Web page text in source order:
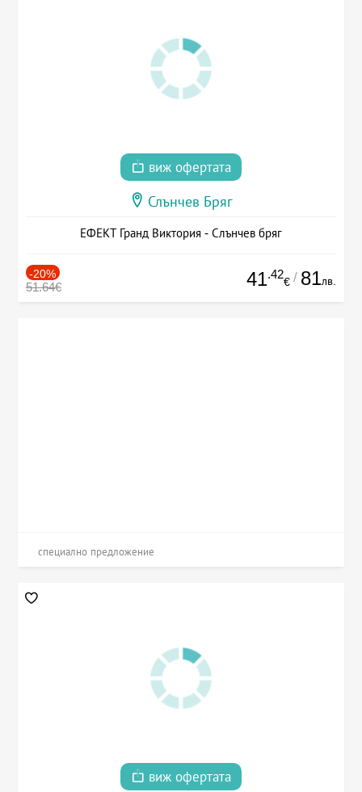
виж офертата
Слънчев Бряг
ЕФЕКТ Гранд Виктория - Слънчев бряг
-20%
51.64€ 41.42
€ / 81лв.
специално предложение
виж офертата